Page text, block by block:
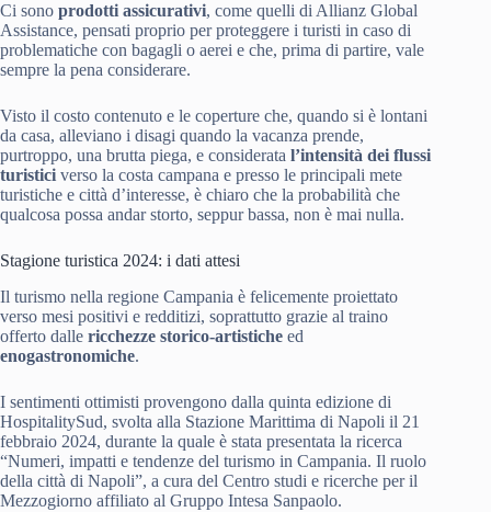
Ci sono prodotti assicurativi, come quelli di Allianz Global
Assistance, pensati proprio per proteggere i turisti in caso di
problematiche con bagagli o aerei e che, prima di partire, vale
sempre la pena considerare.
Visto il costo contenuto e le coperture che, quando si è lontani
da casa, alleviano i disagi quando la vacanza prende,
purtroppo, una brutta piega, e considerata l’intensità dei flussi
turistici verso la costa campana e presso le principali mete
turistiche e città d’interesse, è chiaro che la probabilità che
qualcosa possa andar storto, seppur bassa, non è mai nulla.
Stagione turistica 2024: i dati attesi
Il turismo nella regione Campania è felicemente proiettato
verso mesi positivi e redditizi, soprattutto grazie al traino
offerto dalle ricchezze storico-artistiche ed
enogastronomiche.
I sentimenti ottimisti provengono dalla quinta edizione di
HospitalitySud, svolta alla Stazione Marittima di Napoli il 21
febbraio 2024, durante la quale è stata presentata la ricerca
“Numeri, impatti e tendenze del turismo in Campania. Il ruolo
della città di Napoli”, a cura del Centro studi e ricerche per il
Mezzogiorno affiliato al Gruppo Intesa Sanpaolo.